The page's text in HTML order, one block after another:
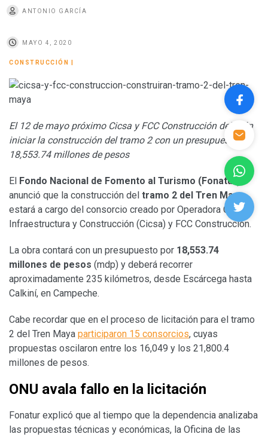
ANTONIO GARCÍA
MAYO 4, 2020
CONSTRUCCIÓN
El 12 de mayo próximo Cicsa y FCC Construcción deberán
iniciar la construcción del tramo 2 con un presupuesto de
18,553.74 millones de pesos
El Fondo Nacional de Fomento al Turismo (Fonatur)
anunció que la construcción del tramo 2 del Tren Maya
estará a cargo del consorcio creado por Operadora Carso
Infraestructura y Construcción (Cicsa) y FCC Construcción.
La obra contará con un presupuesto por 18,553.74
millones de pesos (mdp) y deberá recorrer
aproximadamente 235 kilómetros, desde Escárcega hasta
Calkiní, en Campeche.
Cabe recordar que en el proceso de licitación para el tramo
2 del Tren Maya participaron 15 consorcios, cuyas
propuestas oscilaron entre los 16,049 y los 21,800.4
millones de pesos.
ONU avala fallo en la licitación
Fonatur explicó que al tiempo que la dependencia analizaba
las propuestas técnicas y económicas, la Oficina de las